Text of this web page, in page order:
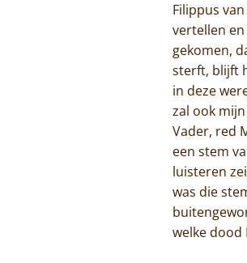
Filippus
vertellen
gekomen,
sterft, blijft
in deze
zal ook
Vader, red
een stem
luisteren
was die
welke dood